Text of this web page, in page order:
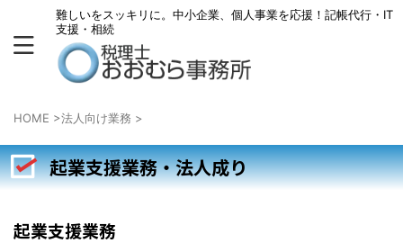
難しいをスッキリに。中小企業、個人事業を応援！記帳代行・IT
支援・相続
HOME >法人向け業務 >
起業支援業務・法人成り
起業支援業務